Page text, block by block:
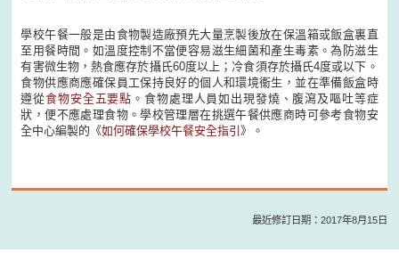
學校午餐一般是由食物製造廠預先大量烹製後放在保溫箱或飯盒裏直
至用餐時間。如溫度控制不當便容易滋生細菌和產生毒素。為防滋生
有害微生物，熱食應存於攝氏60度以上；冷食須存於攝氏4度或以下。
食物供應商應確保員工保持良好的個人和環境衞生，並在準備飯盒時
遵從食物安全五要點 。食物處理人員如出現發燒、腹瀉及嘔吐等症
狀，便不應處理食物。學校管理層在挑選午餐供應商時可參考食物安
全中心編製的《如何確保學校午餐安全指引 》。
最近修訂日期：2017年8月15日